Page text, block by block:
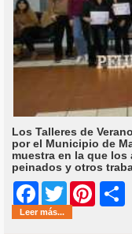
Los Talleres de
por el Municipio de
muestra en la que
peinados y otros
Facebook
Twitter Pinterest
Leer más...